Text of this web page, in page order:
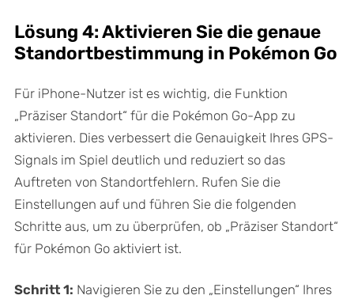
Lösung 4: Aktivieren Sie die genaue
Standortbestimmung in Pokémon Go
Für iPhone-Nutzer ist es wichtig, die Funktion
„Präziser Standort“ für die Pokémon Go-App zu
aktivieren. Dies verbessert die Genauigkeit Ihres GPS-
Signals im Spiel deutlich und reduziert so das
Auftreten von Standortfehlern. Rufen Sie die
Einstellungen auf und führen Sie die folgenden
Schritte aus, um zu überprüfen, ob „Präziser Standort“
für Pokémon Go aktiviert ist.
Schritt 1: Navigieren Sie zu den „Einstellungen“ Ihres